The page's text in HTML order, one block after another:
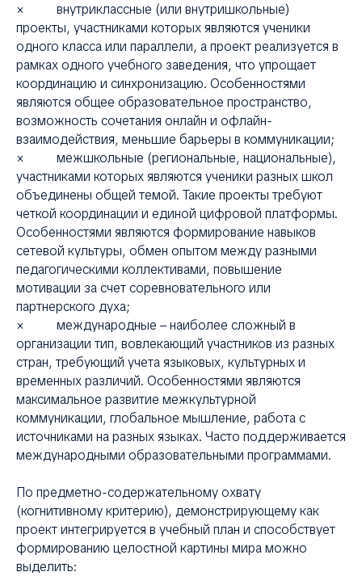
× внутриклассные (или внутришкольные)
проекты, участниками которых являются ученики
одного класса или параллели, а проект реализуется в
рамках одного учебного заведения, что упрощает
координацию и синхронизацию. Особенностями
являются общее образовательное пространство,
возможность сочетания онлайн и офлайн-
взаимодействия, меньшие барьеры в коммуникации;
× межшкольные (региональные, национальные),
участниками которых являются ученики разных школ
объединены общей темой. Такие проекты требуют
четкой координации и единой цифровой платформы.
Особенностями являются формирование навыков
сетевой культуры, обмен опытом между разными
педагогическими коллективами, повышение
мотивации за счет соревновательного или
партнерского духа;
× международные – наиболее сложный в
организации тип, вовлекающий участников из разных
стран, требующий учета языковых, культурных и
временных различий. Особенностями являются
максимальное развитие межкультурной
коммуникации, глобальное мышление, работа с
источниками на разных языках. Часто поддерживается
международными образовательными программами.
По предметно-содержательному охвату
(когнитивному критерию), демонстрирующему как
проект интегрируется в учебный план и способствует
формированию целостной картины мира можно
выделить: